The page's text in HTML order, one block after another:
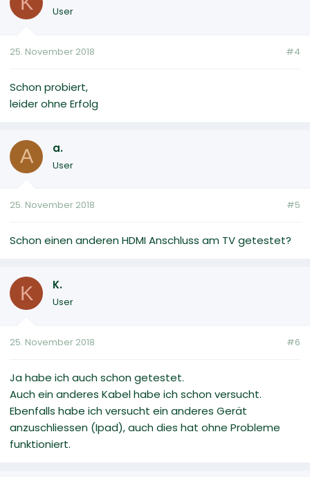
User
25. November 2018 #4
Schon probiert,
leider ohne Erfolg
A a.
User
25. November 2018 #5
Schon einen anderen HDMI Anschluss am TV getestet?
K K.
User
25. November 2018 #6
Ja habe ich auch schon getestet.
Auch ein anderes Kabel habe ich schon versucht.
Ebenfalls habe ich versucht ein anderes Gerät
anzuschliessen (Ipad), auch dies hat ohne Probleme
funktioniert.